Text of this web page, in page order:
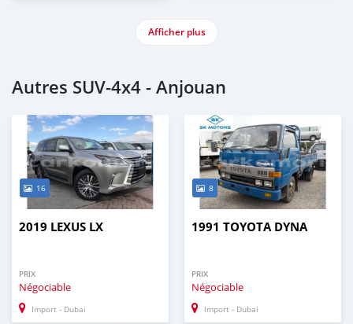
Afficher plus
Autres SUV‒4x4 - Anjouan
16
2019 LEXUS LX
PRIX
Négociable
Import - Dubai
8
1991 TOYOTA DYNA
PRIX
Négociable
Import - Dubai